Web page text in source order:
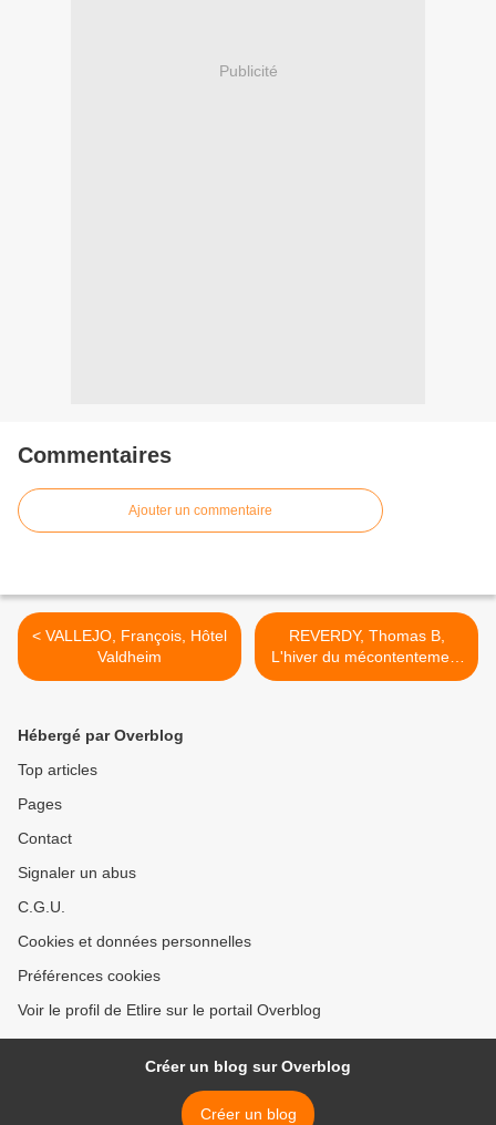
Publicité
Commentaires
Ajouter un commentaire
< VALLEJO, François, Hôtel
Valdheim
REVERDY, Thomas B,
L'hiver du mécontentement
>
Hébergé par Overblog
Top articles
Pages
Contact
Signaler un abus
C.G.U.
Cookies et données personnelles
Préférences cookies
Voir le profil de Etlire sur le portail Overblog
Créer un blog sur Overblog
Créer un blog